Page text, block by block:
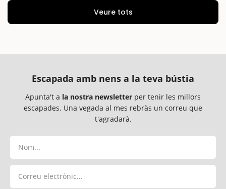
Veure tots
Escapada amb nens a la teva bústia
Apunta't a la nostra newsletter per tenir les millors
escapades. Una vegada al mes rebràs un correu que
t'agradarà.